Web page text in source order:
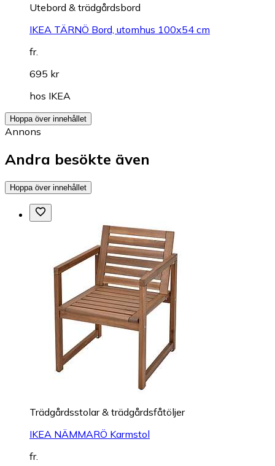
Utebord & trädgårdsbord
IKEA TÄRNÖ Bord, utomhus 100x54 cm
fr.
695 kr
hos IKEA
Hoppa över innehållet
Annons
Andra besökte även
Hoppa över innehållet
Trädgårdsstolar & trädgårdsfåtöljer
IKEA NÄMMARÖ Karmstol
fr.